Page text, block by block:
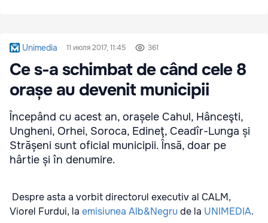
Unimedia 11 июля 2017, 11:45 361
Ce s-a schimbat de când cele 8
orașe au devenit municipii
Începând cu acest an, orașele Cahul, Hânceşti,
Ungheni, Orhei, Soroca, Edineţ, Ceadîr-Lunga și
Strășeni sunt oficial municipii. Însă, doar pe
hârtie și în denumire.
Despre asta a vorbit directorul executiv al CALM,
Viorel Furdui, la emisiunea Alb&Negrude la UNIMEDIA.